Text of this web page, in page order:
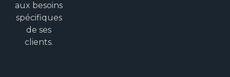
aux besoins
spécifiques
de ses
clients.